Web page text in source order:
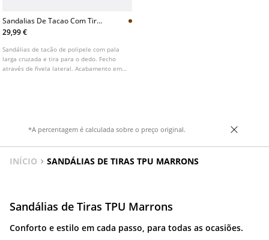
Sandalias De Tacao Com Tira
No Dedo
29,99 €
Sandálias de tacão de polipele com pala
larga cruzada e tira para o dedo. Fecho
através de fivela lateral. Acabamento em
*A percentagem é calculada sobre o preço original.
INÍCIO SANDÁLIAS DE TIRAS TPU MARRONS
Sandálias de Tiras TPU Marrons
Conforto e estilo em cada passo, para todas as ocasiões.